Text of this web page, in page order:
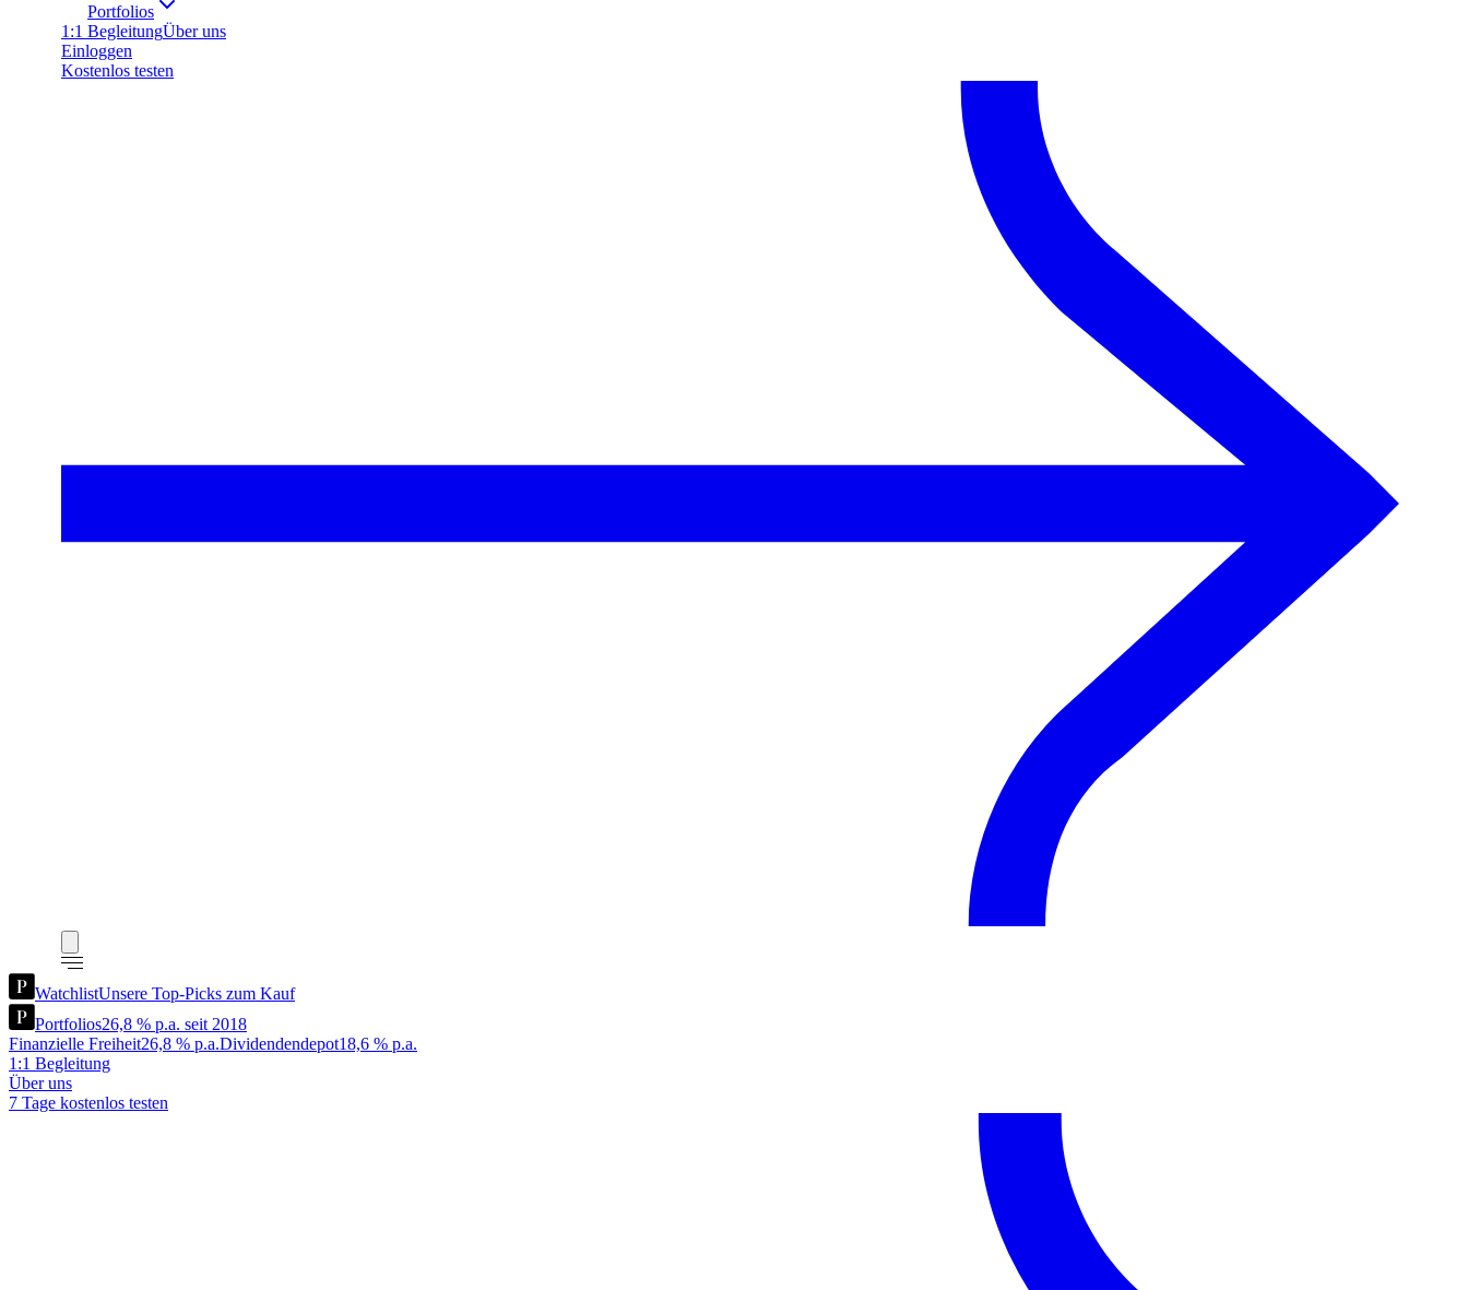
Portfolios
1:1 BegleitungÜber uns
Einloggen
Kostenlos testen
WatchlistUnsere Top-Picks zum Kauf
Portfolios26,8 % p.a. seit 2018
Finanzielle Freiheit26,8 % p.a.Dividendendepot18,6 % p.a.
1:1 Begleitung
Über uns
7 Tage kostenlos testen